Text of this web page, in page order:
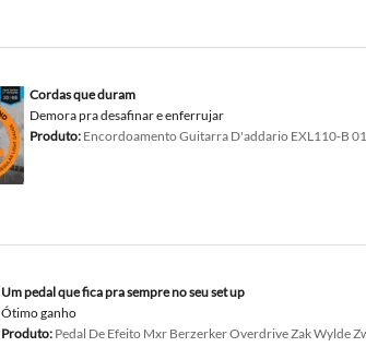
Cordas que duram
Demora pra desafinar e enferrujar
Produto:Encordoamento Guitarra D'addario EXL110-B
Um pedal que fica pra sempre no seu set up
Ótimo ganho
Produto:Pedal De Efeito Mxr Berzerker Overdrive Zak Wylde